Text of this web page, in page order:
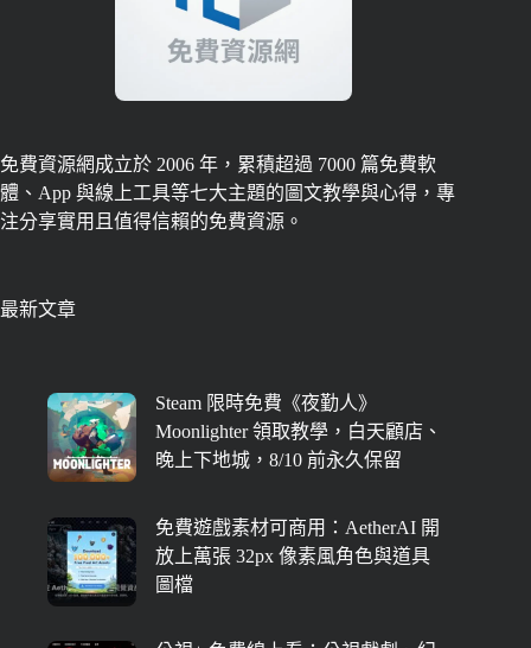
免費資源網成立於 2006 年，累積超過 7000 篇免費軟
體、App 與線上工具等七大主題的圖文教學與心得，專
注分享實用且值得信賴的免費資源。
最新文章
Steam 限時免費《夜勤人》
Moonlighter 領取教學，白天顧店、
晚上下地城，8/10 前永久保留
免費遊戲素材可商用：AetherAI 開
放上萬張 32px 像素風角色與道具
圖檔